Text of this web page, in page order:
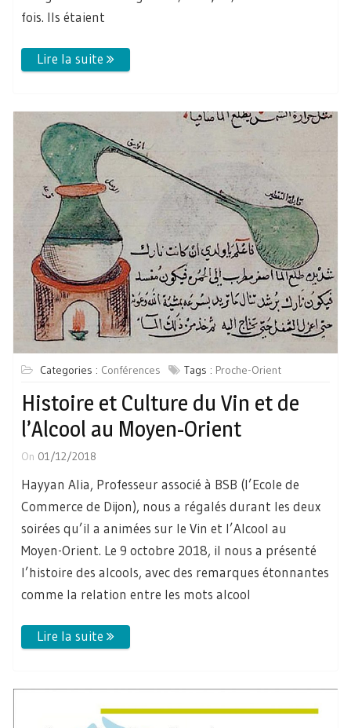
fois. Ils étaient
Categories : Conférences Tags : Proche-Orient
Histoire et Culture du Vin et de
l’Alcool au Moyen-Orient
On 01/12/2018
Hayyan Alia, Professeur associé à BSB (l’Ecole de
Commerce de Dijon), nous a régalés durant les deux
soirées qu’il a animées sur le Vin et l’Alcool au
Moyen-Orient. Le 9 octobre 2018, il nous a présenté
l’histoire des alcools, avec des remarques étonnantes
comme la relation entre les mots alcool